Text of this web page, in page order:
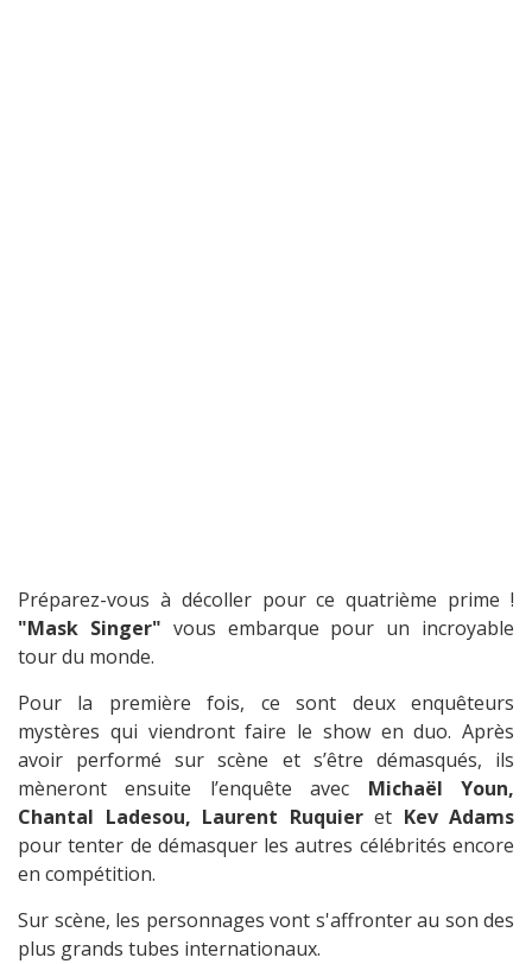
Préparez-vous à décoller pour ce quatrième prime !
"Mask Singer" vous embarque pour un incroyable
tour du monde.
Pour la première fois, ce sont deux enquêteurs
mystères qui viendront faire le show en duo. Après
avoir performé sur scène et s’être démasqués, ils
mèneront ensuite l’enquête avec Michaël Youn,
Chantal Ladesou, Laurent Ruquieret Kev Adams
pour tenter de démasquer les autres célébrités encore
en compétition.
Sur scène, les personnages vont s'affronter au son des
plus grands tubes internationaux.